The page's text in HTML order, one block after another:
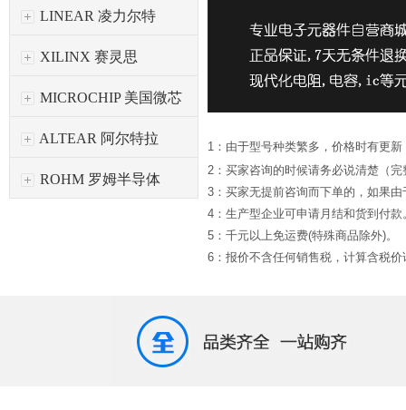
LINEAR 凌力尔特
XILINX 赛灵思
MICROCHIP 美国微芯
ALTEAR 阿尔特拉
ROHM 罗姆半导体
1：由于型号种类繁多，价格时有更
2：买家咨询的时候请务必说清楚（
3：买家无提前咨询而下单的，如果
4：生产型企业可申请月结和货到付款
5：千元以上免运费(特殊商品除外)。
6：报价不含任何销售税，计算含税价